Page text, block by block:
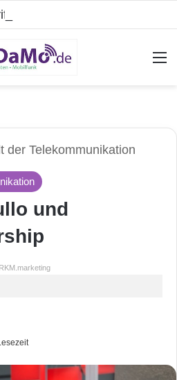
der Telekommunikation
und